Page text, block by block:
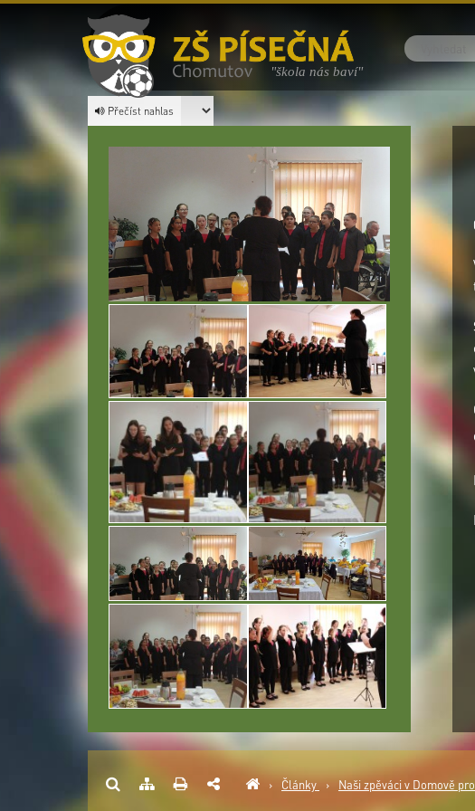
"škola nás baví"
Přečíst nahlas
› Články › Naši zpěváci v Domově